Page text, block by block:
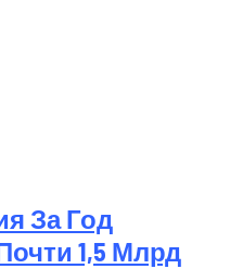
За Год
1,5 Млрд